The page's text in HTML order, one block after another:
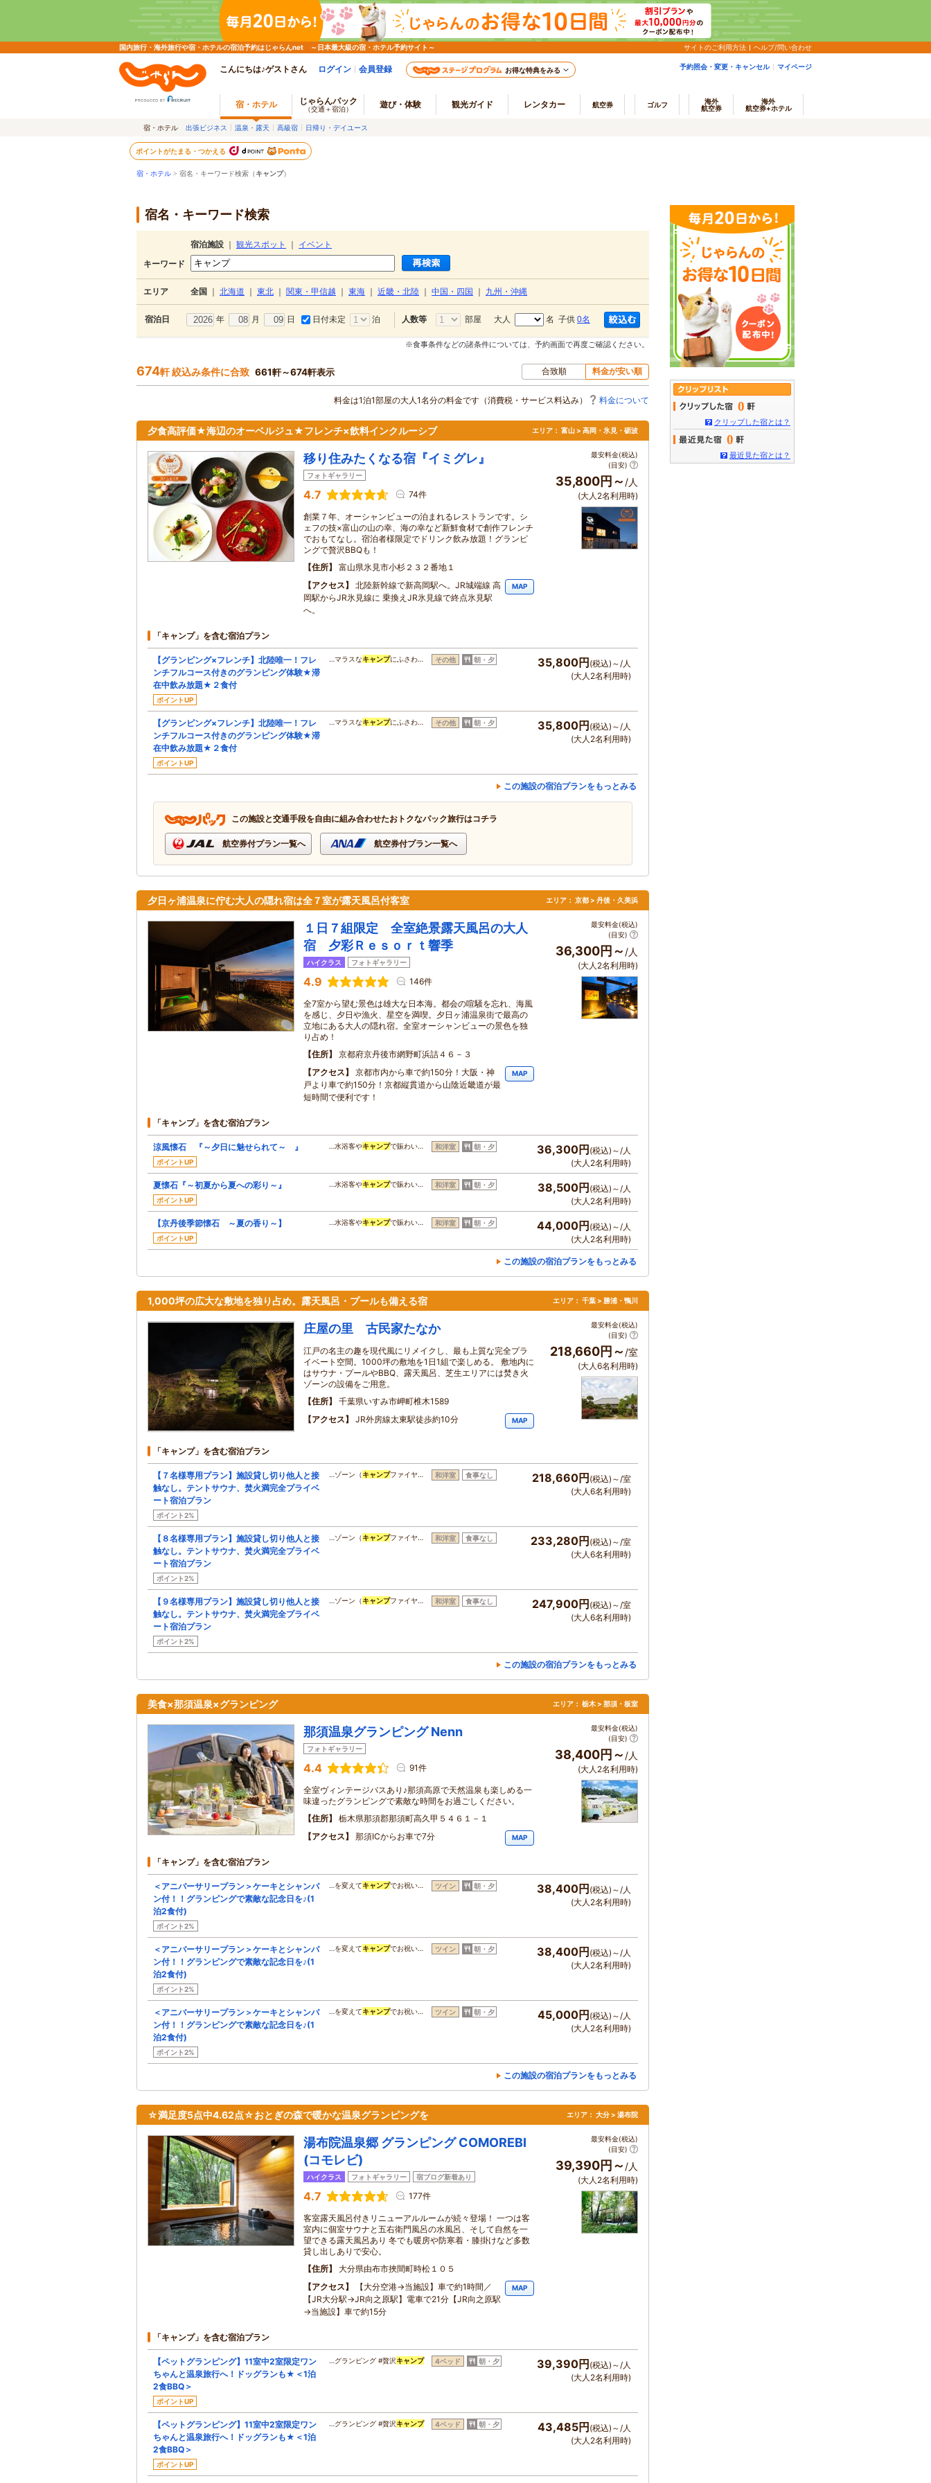
国内旅行・海外旅行や宿・ホテルの宿泊予約はじゃらんnet ～日本最大級の宿・ホテル予約サイト～ サイトのご利用方法 ヘルプ/問い合わせ
こんにちは♪ゲストさん ログイン 会員登録 お得な特典をみる 予約照会・変更・キャンセル マイページ
宿・ホテル じゃらんパック
（交通＋宿泊） 遊び・体験 観光ガイド レンタカー 航空券 ゴルフ
海外
航空券
海外
航空券+ホテル
宿・ホテル 出張ビジネス 温泉・露天 高級宿 日帰り・デイユース
ポイントがたまる・つかえる
宿・ホテル > 宿名・キーワード検索（キャンプ）
宿名・キーワード検索
宿泊施設 観光スポット
イベント
キーワード
エリア 全国 北海道 東北 関東・甲信越 東海 近畿・北陸 中国・四国 九州・沖縄
宿泊日 年 月 日 日付未定 泊 人数等 部屋 大人 名 子供 0名
※食事条件などの諸条件については、予約画面で再度ご確認ください。
674軒 絞込み条件に合致 661軒～674軒表示 合致順 料金が安い順
料金は1泊1部屋の大人1名分の料金です（消費税・サービス料込み） 料金について
夕食高評価★海辺のオーベルジュ★フレンチ×飲料インクルーシブ エリア： 富山 > 高岡・氷見・砺波
移り住みたくなる宿『イミグレ』
フォトギャラリー
4.7 74件
創業７年、オーシャンビューの泊まれるレストランです。シ
ェフの技×富山の山の幸、海の幸など新鮮食材で創作フレンチ
でおもてなし。宿泊者様限定でドリンク飲み放題！グランピ
ングで贅沢BBQも！
住所
富山県氷見市小杉２３２番地１
アクセス
北陸新幹線で新高岡駅へ。JR城端線 高
岡駅からJR氷見線に 乗換えJR氷見線で終点氷見駅
へ。
MAP
最安料金(税込)
(目安)
35,800円～ /人
(大人2名利用時)
「キャンプ」を含む宿泊プラン
【グランピング×フレンチ】北陸唯一！フレ
ンチフルコース付きのグランピング体験★滞
在中飲み放題★２食付
ポイントUP
…マラスなキャンプにふさわ… その他 朝・夕 35,800円 (税込)～/人
(大人2名利用時)
【グランピング×フレンチ】北陸唯一！フレ
ンチフルコース付きのグランピング体験★滞
在中飲み放題★２食付
ポイントUP
…マラスなキャンプにふさわ… その他 朝・夕 35,800円 (税込)～/人
(大人2名利用時)
この施設の宿泊プランをもっとみる
この施設と交通手段を自由に組み合わせたおトクなパック旅行はコチラ
航空券付プラン一覧へ 航空券付プラン一覧へ
夕日ヶ浦温泉に佇む大人の隠れ宿は全７室が露天風呂付客室 エリア： 京都 > 丹後・久美浜
１日７組限定 全室絶景露天風呂の大人
宿 夕彩Ｒｅｓｏｒｔ響季
ハイクラス フォトギャラリー
4.9 146件
全7室から望む景色は雄大な日本海。都会の喧騒を忘れ、海風
を感じ、夕日や漁火、星空を満喫。夕日ヶ浦温泉街で最高の
立地にある大人の隠れ宿。全室オーシャンビューの景色を独
り占め！
住所
京都府京丹後市網野町浜詰４６－３
アクセス
京都市内から車で約150分！大阪・神
戸より車で約150分！京都縦貫道から山陰近畿道が最
短時間で便利です！
MAP
最安料金(税込)
(目安)
36,300円～ /人
(大人2名利用時)
「キャンプ」を含む宿泊プラン
涼風懐石 『～夕日に魅せられて～ 』
ポイントUP
…水浴客やキャンプで賑わい… 和洋室 朝・夕 36,300円 (税込)～/人
(大人2名利用時)
夏懐石『～初夏から夏への彩り～』
ポイントUP
…水浴客やキャンプで賑わい… 和洋室 朝・夕 38,500円 (税込)～/人
(大人2名利用時)
【京丹後季節懐石 ～夏の香り～】
ポイントUP
…水浴客やキャンプで賑わい… 和洋室 朝・夕 44,000円 (税込)～/人
(大人2名利用時)
この施設の宿泊プランをもっとみる
1,000坪の広大な敷地を独り占め。露天風呂・プールも備える宿 エリア： 千葉 > 勝浦・鴨川
庄屋の里 古民家たなか
江戸の名主の趣を現代風にリメイクし、最も上質な完全プラ
イベート空間。1000坪の敷地を1日1組で楽しめる。 敷地内に
はサウナ・プールやBBQ、露天風呂、芝生エリアには焚き火
ゾーンの設備をご用意。
住所
千葉県いすみ市岬町椎木1589
アクセス
JR外房線太東駅徒歩約10分 MAP
最安料金(税込)
(目安)
218,660円～ /室
(大人6名利用時)
「キャンプ」を含む宿泊プラン
【７名様専用プラン】施設貸し切り他人と接
触なし。テントサウナ、焚火満完全プライベ
ート宿泊プラン
ポイント2%
…ゾーン（キャンプファイヤ… 和洋室 食事なし 218,660円 (税込)～/室
(大人6名利用時)
【８名様専用プラン】施設貸し切り他人と接
触なし。テントサウナ、焚火満完全プライベ
ート宿泊プラン
ポイント2%
…ゾーン（キャンプファイヤ… 和洋室 食事なし 233,280円 (税込)～/室
(大人6名利用時)
【９名様専用プラン】施設貸し切り他人と接
触なし。テントサウナ、焚火満完全プライベ
ート宿泊プラン
ポイント2%
…ゾーン（キャンプファイヤ… 和洋室 食事なし 247,900円 (税込)～/室
(大人6名利用時)
この施設の宿泊プランをもっとみる
美食×那須温泉×グランピング エリア： 栃木 > 那須・板室
那須温泉グランピング Nenn
フォトギャラリー
4.4 91件
全室ヴィンテージバスあり♪那須高原で天然温泉も楽しめる一
味違ったグランピングで素敵な時間をお過ごしください。
住所
栃木県那須郡那須町高久甲５４６１－１
アクセス
那須ICからお車で7分 MAP
最安料金(税込)
(目安)
38,400円～ /人
(大人2名利用時)
「キャンプ」を含む宿泊プラン
＜アニバーサリープラン＞ケーキとシャンパ
ン付！！グランピングで素敵な記念日を♪(1
泊2食付)
ポイント2%
…を変えてキャンプでお祝い… ツイン 朝・夕 38,400円 (税込)～/人
(大人2名利用時)
＜アニバーサリープラン＞ケーキとシャンパ
ン付！！グランピングで素敵な記念日を♪(1
泊2食付)
ポイント2%
…を変えてキャンプでお祝い… ツイン 朝・夕 38,400円 (税込)～/人
(大人2名利用時)
＜アニバーサリープラン＞ケーキとシャンパ
ン付！！グランピングで素敵な記念日を♪(1
泊2食付)
ポイント2%
…を変えてキャンプでお祝い… ツイン 朝・夕 45,000円 (税込)～/人
(大人2名利用時)
この施設の宿泊プランをもっとみる
☆満足度5点中4.62点☆おとぎの森で暖かな温泉グランピングを エリア： 大分 > 湯布院
湯布院温泉郷 グランピング COMOREBI
(コモレビ)
ハイクラス フォトギャラリー 宿ブログ新着あり
4.7 177件
客室露天風呂付きリニューアルルームが続々登場！ 一つは客
室内に個室サウナと五右衛門風呂の水風呂、そして自然を一
望できる露天風呂あり 冬でも暖房や防寒着・膝掛けなど多数
貸し出しありで安心。
住所
大分県由布市挾間町時松１０５
アクセス
【大分空港→当施設】車で約1時間／
【JR大分駅→JR向之原駅】電車で21分【JR向之原駅
→当施設】車で約15分
MAP
最安料金(税込)
(目安)
39,390円～ /人
(大人2名利用時)
「キャンプ」を含む宿泊プラン
【ペットグランピング】11室中2室限定ワン
ちゃんと温泉旅行へ！ドッグランも★＜1泊
2食BBQ＞
ポイントUP
…グランピング #贅沢キャンプ 4ベッド 朝・夕 39,390円 (税込)～/人
(大人2名利用時)
【ペットグランピング】11室中2室限定ワン
ちゃんと温泉旅行へ！ドッグランも★＜1泊
2食BBQ＞
ポイントUP
…グランピング #贅沢キャンプ 4ベッド 朝・夕 43,485円 (税込)～/人
(大人2名利用時)
0
クリップした宿とは？
0
最近見た宿とは？